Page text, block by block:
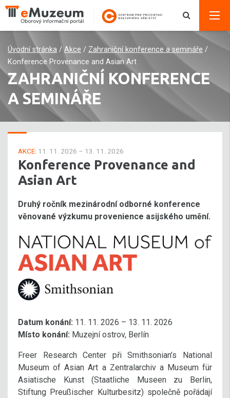
Úvodní stránka / Akce / Zahraniční konference a semináře /
Konference Provenance and Asian Art
ZAHRANIČNÍ KONFERENCE
A SEMINÁŘE
AKCE: 11. 11. 2026 – 13. 11. 2026
Konference Provenance and
Asian Art
Druhý ročník mezinárodní odborné konference
věnované výzkumu provenience asijského umění.
Datum konání: 11. 11. 2026 – 13. 11. 2026
Místo konání: Muzejní ostrov, Berlín
Freer Research Center při Smithsonian’s National
Museum of Asian Art a Zentralarchiv a Museum für
Asiatische Kunst (Staatliche Museen zu Berlin,
Stiftung Preußischer Kulturbesitz) společně pořádají